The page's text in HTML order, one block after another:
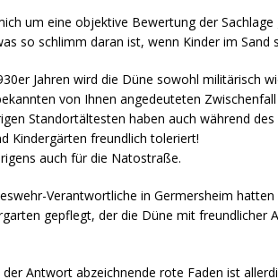
um eine objektive Bewertung der
so schlimm daran ist, wenn Kinder im Sand
Jahren wird die Düne sowohl militärisch
von Ihnen angedeuteten
Standortältesten haben auch während
Kindergärten freundlich toleriert!
auch für die Natostraße.
Verantwortliche in Germersheim
gepflegt, der die Düne mit freundlicher
der Antwort abzeichnende rote Faden ist